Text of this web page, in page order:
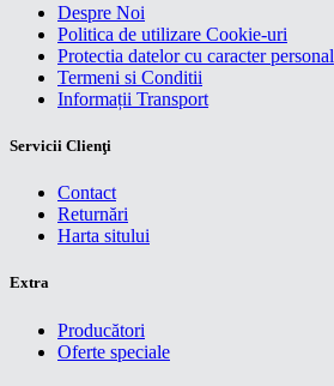
Despre Noi
Politica de utilizare Cookie-uri
Protectia datelor cu caracter personal
Termeni si Conditii
Informații Transport
Servicii Clienţi
Contact
Returnări
Harta sitului
Extra
Producători
Oferte speciale